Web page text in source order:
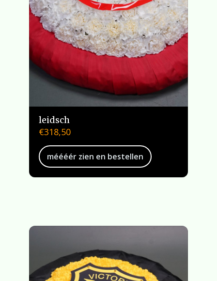
leidsch
€318,50
méééér zien en bestellen